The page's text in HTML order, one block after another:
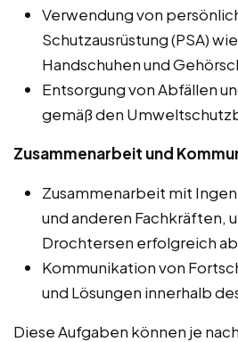
Verwendung von
Schutzausrüstung (PSA)
Handschuhen und
Entsorgung von Abfällen
gemäß den
Zusammenarbeit und
Zusammenarbeit mit
und anderen Fachkräften,
Drochtersen erfolgreich
Kommunikation von
und Lösungen innerhalb
Diese Aufgaben können je